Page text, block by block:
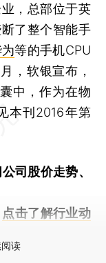
，总部位于英
了整个智能手
等的手机CPU
，软银宣布，
中，作为在物
本刊2016年第
司股价走势、
点击了解行业动
读